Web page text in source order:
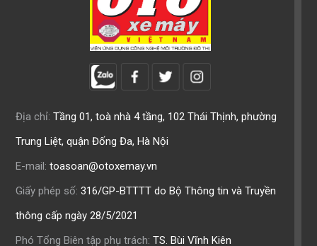
Địa chỉ: Tầng 01, toà nhà 4 tầng, 102 Thái Thịnh, phường
Trung Liệt, quận Đống Đa, Hà Nội
E-mail: toasoan@otoxemay.vn
Giấy phép số: 316/GP-BTTTT do Bộ Thông tin và Truyền
thông cấp ngày 28/5/2021
Phó Tổng Biên tập phụ trách: TS. Bùi Vĩnh Kiên